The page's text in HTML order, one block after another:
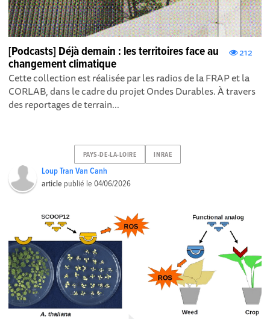
212
[Podcasts] Déjà demain : les territoires face au
changement climatique
Cette collection est réalisée par les radios de la FRAP et la
CORLAB, dans le cadre du projet Ondes Durables. À travers
des reportages de terrain...
PAYS-DE-LA-LOIRE INRAE
Loup Tran Van Canh
article publié le04/06/2026